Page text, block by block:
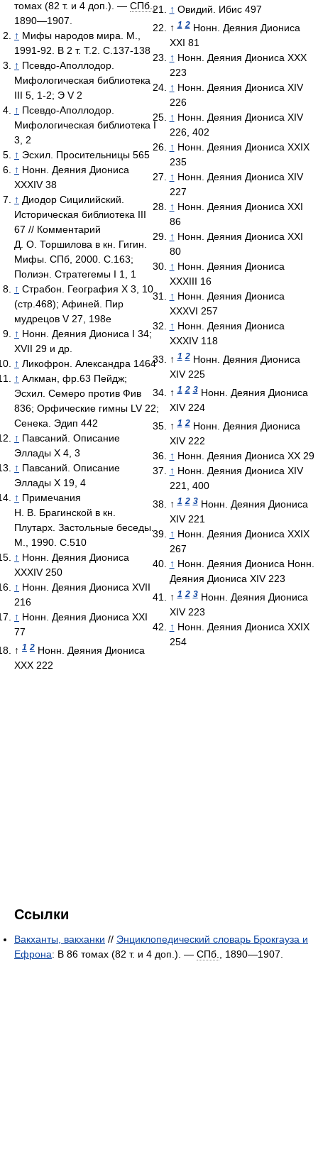
томах (82 т. и 4 доп.). — СПб. ,
1890—1907.
↑ Мифы народов мира. М.,
1991-92. В 2 т. Т.2. С.137-138
↑ Псевдо-Аполлодор.
Мифологическая библиотека
III 5, 1-2; Э V 2
↑ Псевдо-Аполлодор.
Мифологическая библиотека I
3, 2
↑ Эсхил. Просительницы 565
↑ Нонн. Деяния Диониса
XXXIV 38
↑ Диодор Сицилийский.
Историческая библиотека III
67 // Комментарий
Д. О. Торшилова в кн. Гигин.
Мифы. СПб, 2000. С.163;
Полиэн. Стратегемы I 1, 1
↑ Страбон. География X 3, 10
(стр.468); Афиней. Пир
мудрецов V 27, 198е
↑ Нонн. Деяния Диониса I 34;
XVII 29 и др.
↑ Ликофрон. Александра 1464
↑ Алкман, фр.63 Пейдж;
Эсхил. Семеро против Фив
836; Орфические гимны LV 22;
Сенека. Эдип 442
↑ Павсаний. Описание
Эллады X 4, 3
↑ Павсаний. Описание
Эллады X 19, 4
↑ Примечания
Н. В. Брагинской в кн.
Плутарх. Застольные беседы.
М., 1990. С.510
↑ Нонн. Деяния Диониса
XXXIV 250
↑ Нонн. Деяния Диониса XVII
216
↑ Нонн. Деяния Диониса XXI
77
↑ 1 2 Нонн. Деяния Диониса
XXX 222
↑ Овидий. Ибис 497
↑1 2 Нонн. Деяния Диониса
XXI 81
↑ Нонн. Деяния Диониса XXX
223
↑ Нонн. Деяния Диониса XIV
226
↑ Нонн. Деяния Диониса XIV
226, 402
↑ Нонн. Деяния Диониса XXIX
235
↑ Нонн. Деяния Диониса XIV
227
↑ Нонн. Деяния Диониса XXI
86
↑ Нонн. Деяния Диониса XXI
80
↑ Нонн. Деяния Диониса
XXXIII 16
↑ Нонн. Деяния Диониса
XXXVI 257
↑ Нонн. Деяния Диониса
XXXIV 118
↑1 2 Нонн. Деяния Диониса
XIV 225
↑1 2 3 Нонн. Деяния Диониса
XIV 224
↑1 2 Нонн. Деяния Диониса
XIV 222
↑ Нонн. Деяния Диониса XX 29
↑ Нонн. Деяния Диониса XIV
221, 400
↑1 2 3 Нонн. Деяния Диониса
XIV 221
↑ Нонн. Деяния Диониса XXIX
267
↑ Нонн. Деяния Диониса Нонн.
Деяния Диониса XIV 223
↑1 2 3 Нонн. Деяния Диониса
XIV 223
↑ Нонн. Деяния Диониса XXIX
254
Ссылки
Вакханты, вакханки // Энциклопедический словарь Брокгауза и
Ефрона: В 86 томах (82 т. и 4 доп.). — СПб. , 1890—1907.